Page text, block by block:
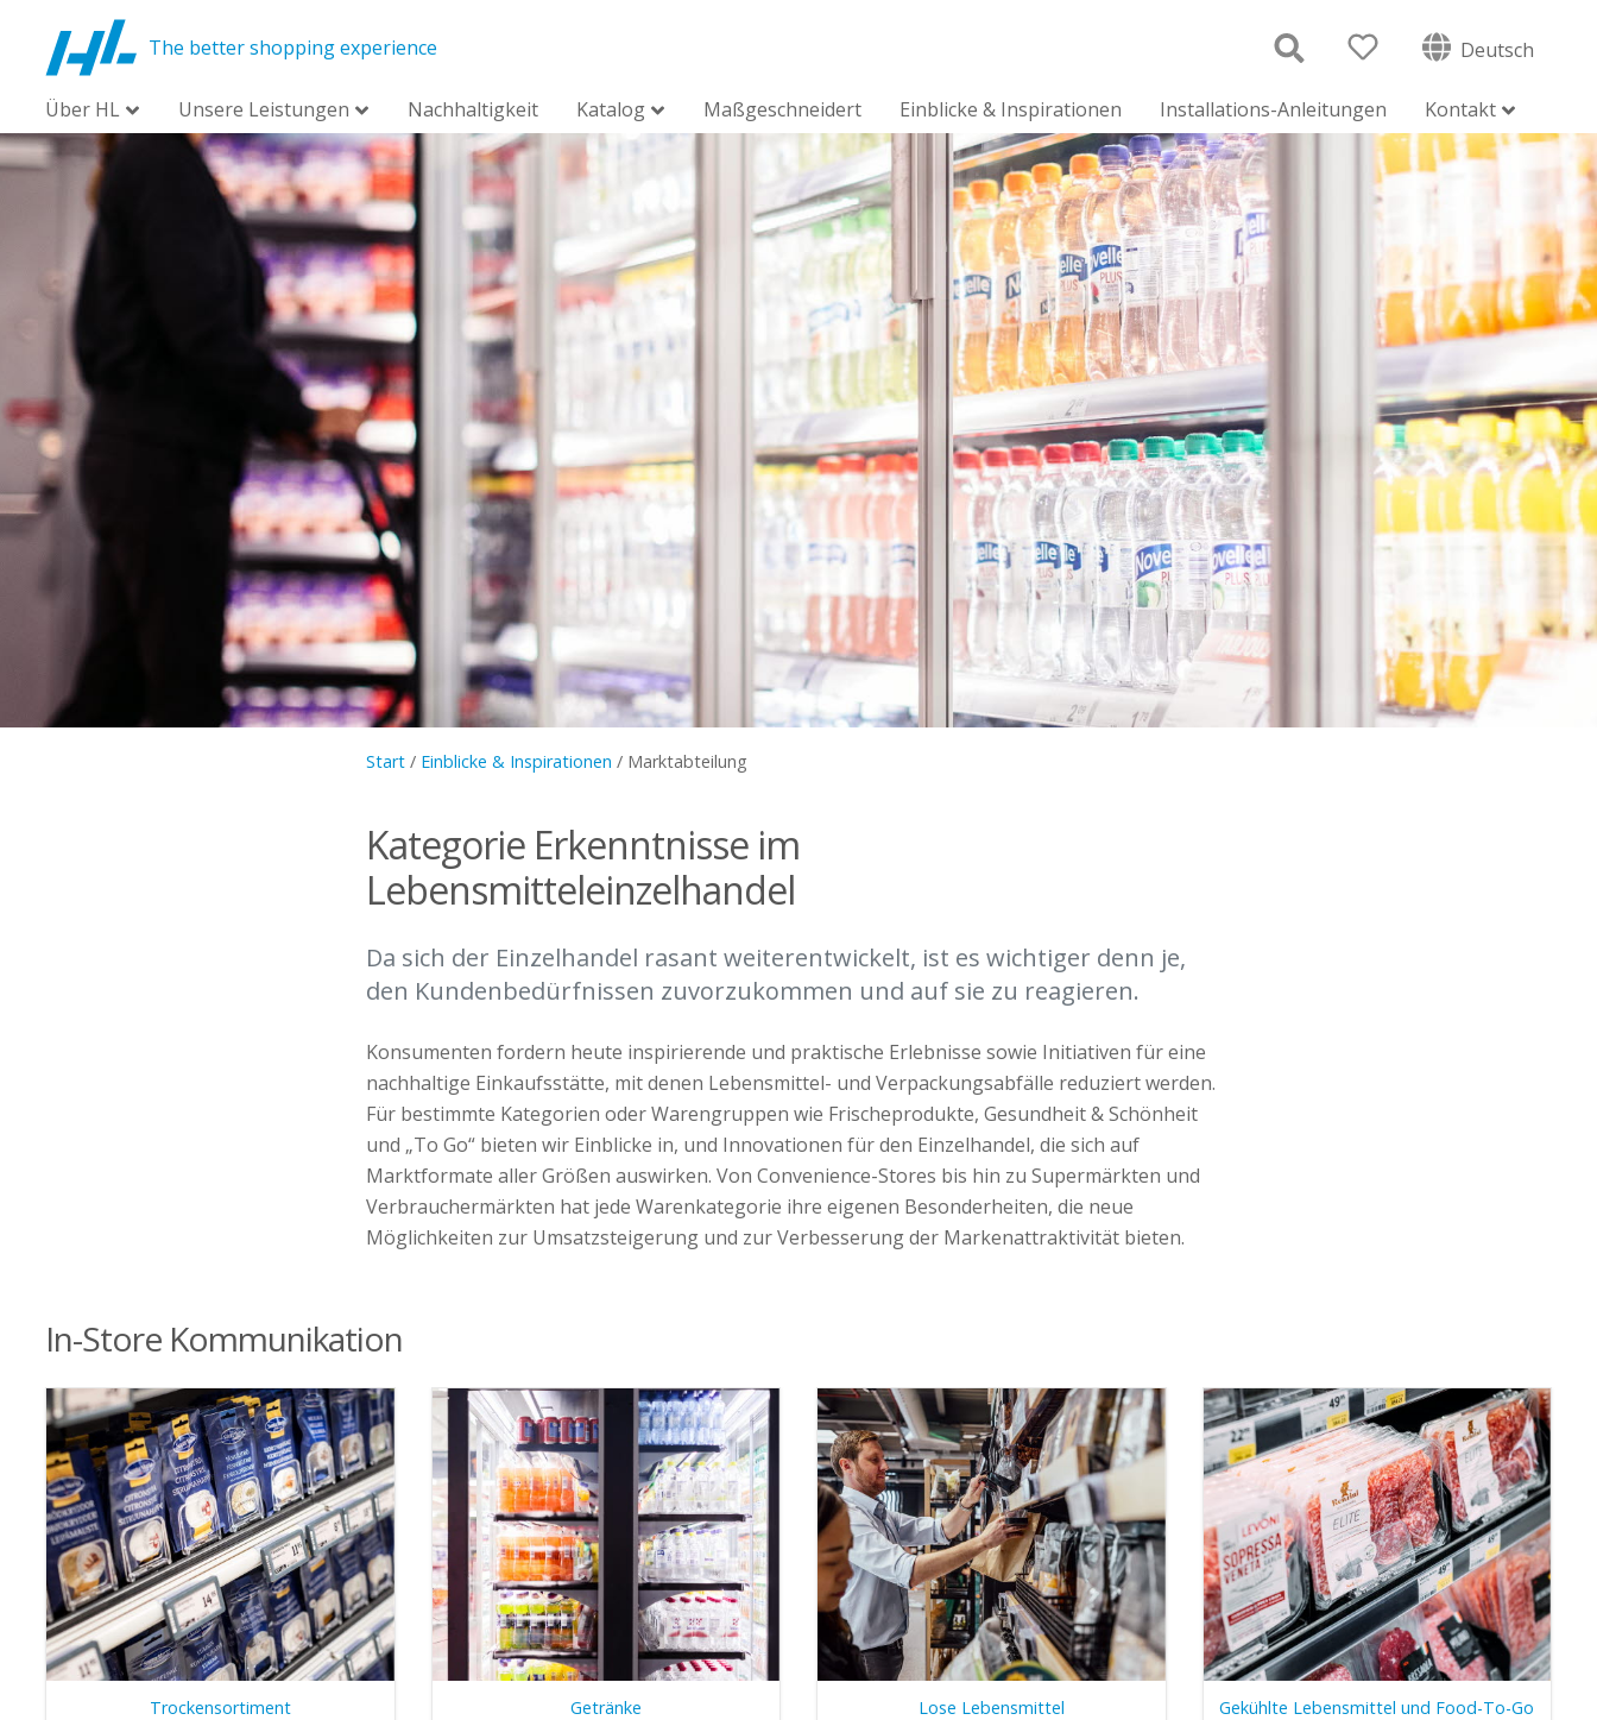
The better shopping experience Deutsch
Über HL Unsere Leistungen Nachhaltigkeit Katalog Maßgeschneidert Einblicke & Inspirationen Installations-Anleitungen Kontakt
Start/ Einblicke & Inspirationen / Marktabteilung
Kategorie Erkenntnisse im
Lebensmitteleinzelhandel
Da sich der Einzelhandel rasant weiterentwickelt, ist es wichtiger denn je,
den Kundenbedürfnissen zuvorzukommen und auf sie zu reagieren.
Konsumenten fordern heute inspirierende und praktische Erlebnisse sowie Initiativen für eine
nachhaltige Einkaufsstätte, mit denen Lebensmittel- und Verpackungsabfälle reduziert werden.
Für bestimmte Kategorien oder Warengruppen wie Frischeprodukte, Gesundheit & Schönheit
und „To Go“ bieten wir Einblicke in, und Innovationen für den Einzelhandel, die sich auf
Marktformate aller Größen auswirken. Von Convenience-Stores bis hin zu Supermärkten und
Verbrauchermärkten hat jede Warenkategorie ihre eigenen Besonderheiten, die neue
Möglichkeiten zur Umsatzsteigerung und zur Verbesserung der Markenattraktivität bieten.
In-Store Kommunikation
Trockensortiment Getränke Lose Lebensmittel Gekühlte Lebensmittel und Food-To-Go